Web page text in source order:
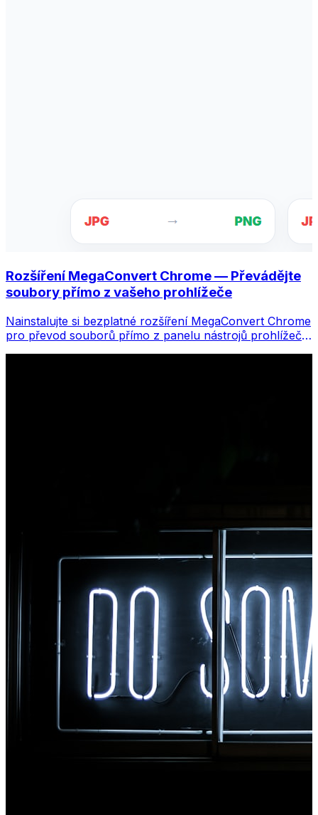
Rozšíření MegaConvert Chrome — Převádějte
soubory přímo z vašeho prohlížeče
Nainstalujte si bezplatné rozšíření MegaConvert Chrome
pro převod souborů přímo z panelu nástrojů prohlížeče.